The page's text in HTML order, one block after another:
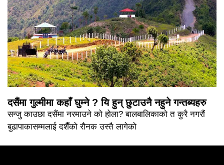
दसैंमा गुल्मीमा कहाँ घुम्ने ? यि हुन् छुटाउनै नहुने गन्तब्यहरु
सन्जु काउछा दसैंमा नरमाउने को होला? बालबालिकाको त कुरै नगरौं
बुढापाकासम्मलाई दशैँको रौनक उस्तै लागेको